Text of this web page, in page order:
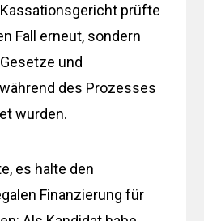
prüfte
Fall erneut, sondern
und
des Prozesses
wurden.
es halte den
Finanzierung für